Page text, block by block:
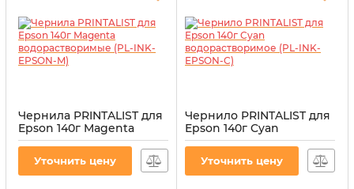
Чернила PRINTALIST для
Epson 140г Magenta
водорастворимые (PL-
PL-INK-EPSON-M
Уточнить цену
Чернило PRINTALIST для
Epson 140г Cyan
водорастворимое (PL-
PL-INK-EPSON-C
Уточнить цену